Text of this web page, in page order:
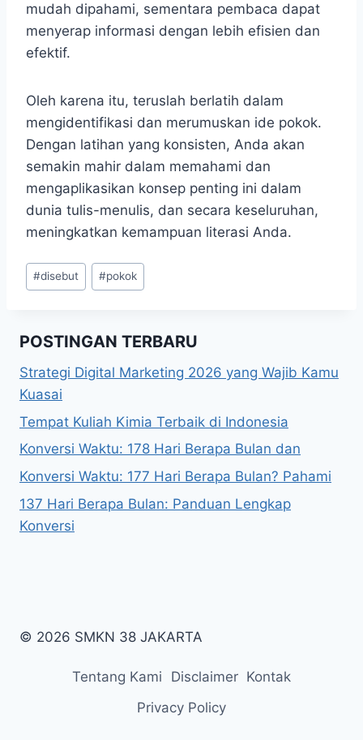
mudah dipahami, sementara pembaca dapat
menyerap informasi dengan lebih efisien dan
efektif.
Oleh karena itu, teruslah berlatih dalam
mengidentifikasi dan merumuskan ide pokok.
Dengan latihan yang konsisten, Anda akan
semakin mahir dalam memahami dan
mengaplikasikan konsep penting ini dalam
dunia tulis-menulis, dan secara keseluruhan,
meningkatkan kemampuan literasi Anda.
Post
Tags:
#disebut #pokok
POSTINGAN TERBARU
Strategi Digital Marketing 2026 yang Wajib Kamu
Kuasai
Tempat Kuliah Kimia Terbaik di Indonesia
Konversi Waktu: 178 Hari Berapa Bulan dan
Konversi Waktu: 177 Hari Berapa Bulan? Pahami
137 Hari Berapa Bulan: Panduan Lengkap
Konversi
© 2026 SMKN 38 JAKARTA
Tentang Kami Disclaimer Kontak
Privacy Policy